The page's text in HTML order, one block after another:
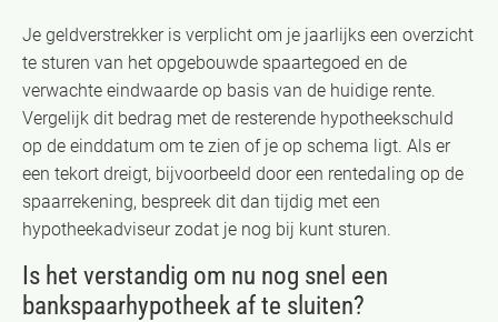
Je geldverstrekker is verplicht om je jaarlijks een overzicht
te sturen van het opgebouwde spaartegoed en de
verwachte eindwaarde op basis van de huidige rente.
Vergelijk dit bedrag met de resterende hypotheekschuld
op de einddatum om te zien of je op schema ligt. Als er
een tekort dreigt, bijvoorbeeld door een rentedaling op de
spaarrekening, bespreek dit dan tijdig met een
hypotheekadviseur zodat je nog bij kunt sturen.
Is het verstandig om nu nog snel een
bankspaarhypotheek af te sluiten?